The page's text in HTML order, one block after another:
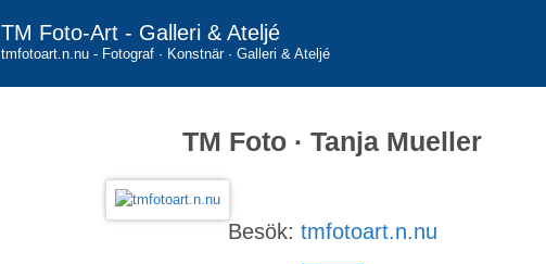
TM Foto-Art - Galleri & Ateljé
tmfotoart.n.nu - Fotograf · Konstnär · Galleri & Ateljé
TM Foto · Tanja Mueller
Besök: tmfotoart.n.nu